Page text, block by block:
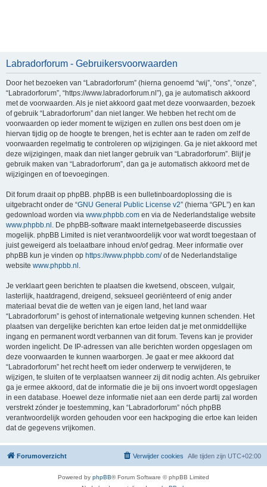
Labradorforum - Gebruikersvoorwaarden
Door het bezoeken van “Labradorforum” (hierna genoemd “wij”, “ons”, “onze”,
“Labradorforum”, “https://www.labradorforum.nl”), ga je automatisch akkoord
met de voorwaarden. Als je niet akkoord gaat met deze voorwaarden, bezoek
of gebruik “Labradorforum” dan niet langer. We hebben het recht om de
voorwaarden op ieder moment te wijzigen en zullen ons best doen om je
hiervan tijdig op de hoogte te brengen, het is echter aan te raden om zelf de
voorwaarden regelmatig te controleren op wijzigingen. Ga je niet akkoord met
deze wijzigingen, maak dan niet langer gebruik van “Labradorforum”. Blijf je
gebruik maken van “Labradorforum”, dan ga je automatisch akkoord met de
wijzigingen en of toevoegingen.
Dit forum draait op phpBB. phpBB is een bulletinboardoplossing die is
uitgebracht onder de “GNU General Public License v2” (hierna “GPL”) en kan
gedownload worden via www.phpbb.com en via de Nederlandstalige website
www.phpbb.nl . De phpBB-software maakt internetgebaseerde discussies
mogelijk. phpBB Limited is niet verantwoordelijk voor wat wordt toegestaan of
juist geweigerd als toelaatbare inhoud en/of gedrag. Meer informatie over
phpBB kun je vinden op https://www.phpbb.com/of de Nederlandstalige
website www.phpbb.nl
Je verklaart geen berichten te plaatsen die kwetsend, obsceen, vulgair,
lasterlijk, haatdragend, dreigend, seksueel georiënteerd of enig ander
materiaal bevat die de wetten van je eigen land, het land waar
“Labradorforum” is gehost of internationale wetgeving kunnen schenden. Het
plaatsen van dergelijke berichten kan ertoe leiden dat je met onmiddellijke
ingang en permanent wordt verbannen van dit forum. Tevens kan je provider
worden ingelicht. De IP-adressen van alle berichten worden opgeslagen om
deze voorwaarden te kunnen waarborgen. Je gaat er mee akkoord dat
“Labradorforum” het recht heeft om ieder onderwerp te verwijderen, te
wijzigen, te sluiten of te verplaatsen wanneer zij dit nodig achten. Als gebruiker
ga je ermee akkoord, dat de informatie die je bij ons invoert wordt opgeslagen
in een database. Hoewel deze informatie niet aan een derde partij zal worden
verstrekt zónder je toestemming, kan “Labradorforum” nóch phpBB
verantwoordelijk worden gehouden voor een hackpoging die ertoe kan leiden
dat de gegevens vrijkomen.
Forumoverzicht Alle tijden zijn UTC+02:00
Verwijder cookies
Powered by phpBB® Forum Software © phpBB Limited